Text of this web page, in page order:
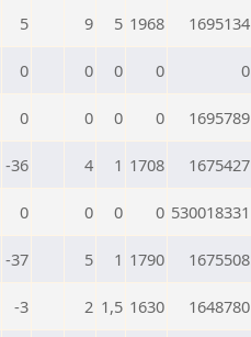
5 9 5 1968 1695134
0 0 0 0 0
0 0 0 0 1695789
-36 4 1 1708 1675427
0 0 0 0 530018331
-37 5 1 1790 1675508
-3 2 1,5 1630 1648780